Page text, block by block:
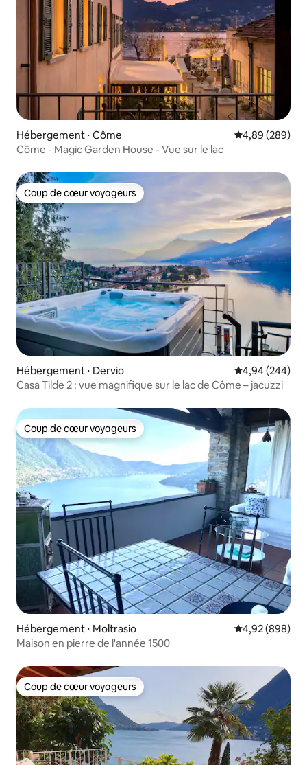
Hébergement ⋅ Côme Évaluation
4,89 (289)
Côme - Magic Garden House - Vue sur le lac
Coup de cœur voyageurs
Coup de cœur voyageurs
Hébergement ⋅ Dervio Évaluation
4,94 (244)
Casa Tilde 2 : vue magnifique sur le lac de Côme – jacuzzi
Coup de cœur voyageurs
Coup de cœur voyageurs
Hébergement ⋅ Moltrasio Évaluation
4,92 (898)
Maison en pierre de l'année 1500
Coup de cœur voyageurs
Coup de cœur voyageurs